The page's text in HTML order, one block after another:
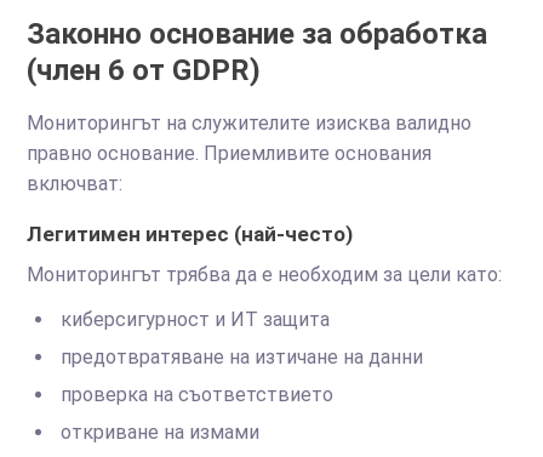
Законно основание за обработка
(член 6 от GDPR)
Мониторингът на служителите изисква валидно
правно основание. Приемливите основания
включват:
Легитимен интерес (най-често)
Мониторингът трябва да е необходим за цели като:
киберсигурност и ИТ защита
предотвратяване на изтичане на данни
проверка на съответствието
откриване на измами